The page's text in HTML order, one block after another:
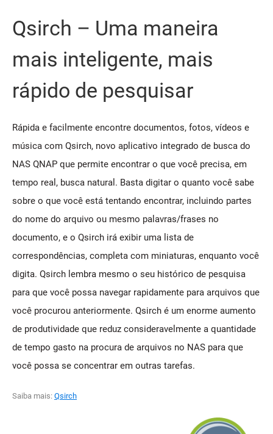
Qsirch – Uma maneira
mais inteligente, mais
rápido de pesquisar
Rápida e facilmente encontre documentos, fotos, vídeos e
música com Qsirch, novo aplicativo integrado de busca do
NAS QNAP que permite encontrar o que você precisa, em
tempo real, busca natural. Basta digitar o quanto você sabe
sobre o que você está tentando encontrar, incluindo partes
do nome do arquivo ou mesmo palavras/frases no
documento, e o Qsirch irá exibir uma lista de
correspondências, completa com miniaturas, enquanto você
digita. Qsirch lembra mesmo o seu histórico de pesquisa
para que você possa navegar rapidamente para arquivos que
você procurou anteriormente. Qsirch é um enorme aumento
de produtividade que reduz consideravelmente a quantidade
de tempo gasto na procura de arquivos no NAS para que
você possa se concentrar em outras tarefas.
Saiba mais: Qsirch